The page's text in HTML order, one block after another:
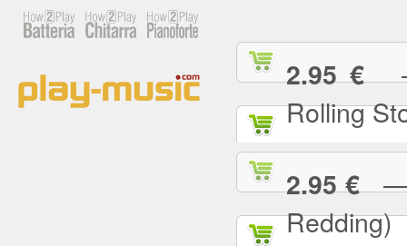
2.95 €—
Rolling
2.95 €—
Redding)